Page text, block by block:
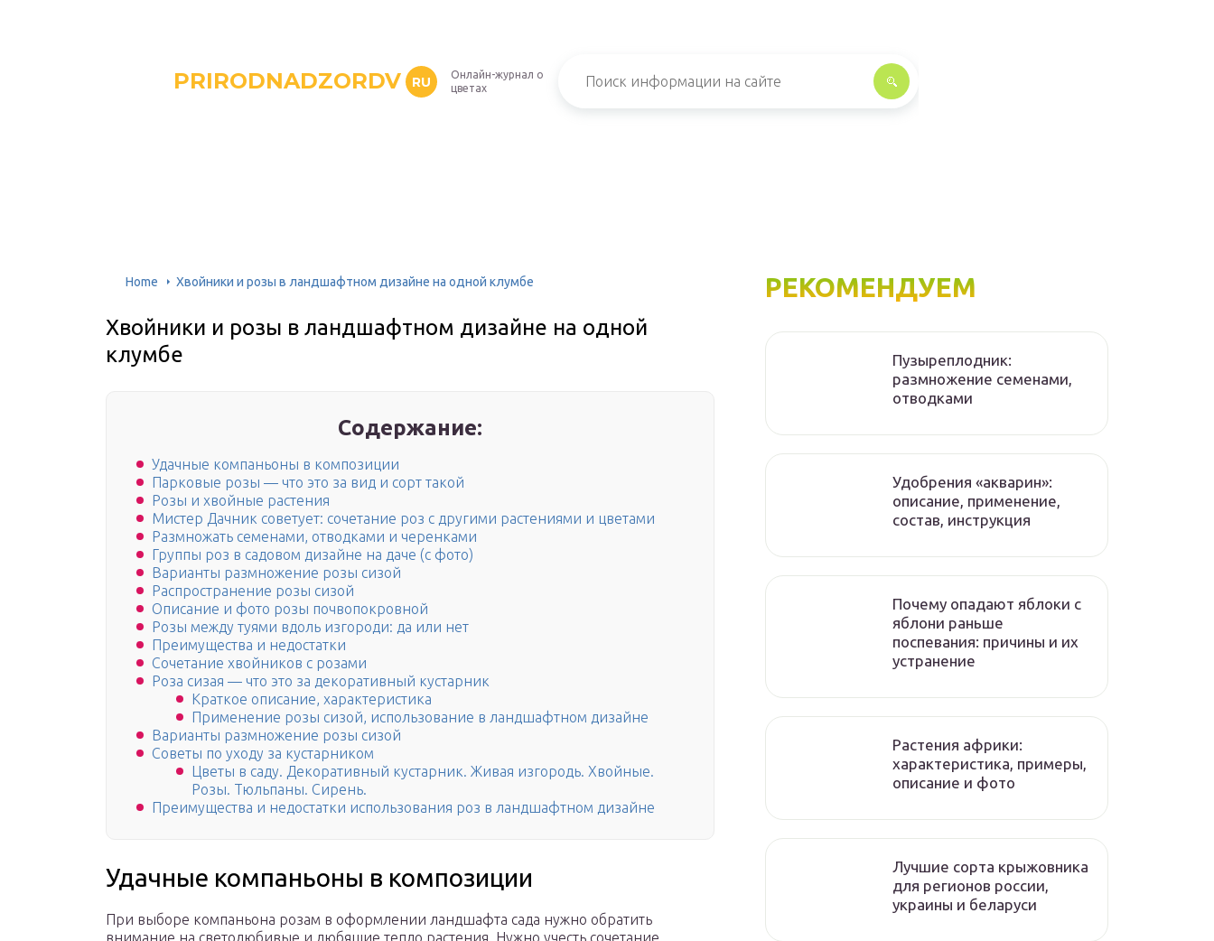
PRIRODNADZORDV RU
Онлайн-журнал о
цветах
Home Хвойники и розы в ландшафтном дизайне на одной клумбе
Хвойники и розы в ландшафтном дизайне на одной
клумбе
Содержание:
Удачные компаньоны в композиции
Парковые розы — что это за вид и сорт такой
Розы и хвойные растения
Мистер Дачник советует: сочетание роз с другими растениями и цветами
Размножать семенами, отводками и черенками
Группы роз в садовом дизайне на даче (с фото)
Варианты размножение розы сизой
Распространение розы сизой
Описание и фото розы почвопокровной
Розы между туями вдоль изгороди: да или нет
Преимущества и недостатки
Сочетание хвойников с розами
Роза сизая — что это за декоративный кустарник
Краткое описание, характеристика
Применение розы сизой, использование в ландшафтном дизайне
Варианты размножение розы сизой
Советы по уходу за кустарником
Цветы в саду. Декоративный кустарник. Живая изгородь. Хвойные.
Розы. Тюльпаны. Сирень.
Преимущества и недостатки использования роз в ландшафтном дизайне
Удачные компаньоны в композиции
При выборе компаньона розам в оформлении ландшафта сада нужно обратить
внимание на светолюбивые и любящие тепло растения. Нужно учесть сочетание
РЕКОМЕНДУЕМ
Пузыреплодник:
размножение семенами,
отводками
Удобрения «акварин»:
описание, применение,
состав, инструкция
Почему опадают яблоки с
яблони раньше
поспевания: причины и их
устранение
Растения африки:
характеристика, примеры,
описание и фото
Лучшие сорта крыжовника
для регионов россии,
украины и беларуси